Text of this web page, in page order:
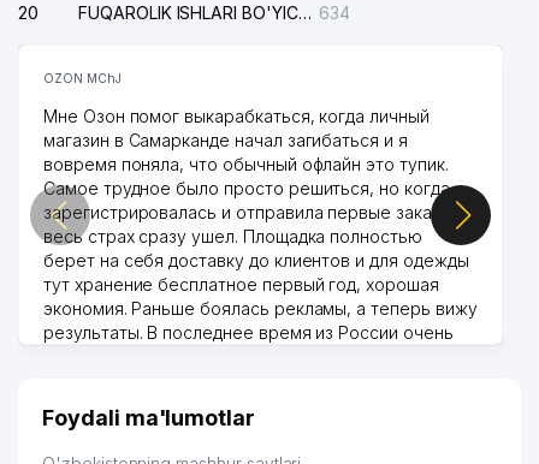
20
FUQAROLIK ISHLARI BO'YICHA UCH-TEPA TUMANI SUDI 634
OZON MChJ
Мне Озон помог выкарабкаться, когда личный
магазин в Самарканде начал загибаться и я
вовремя поняла, что обычный офлайн это тупик.
Самое трудное было просто решиться, но когда
зарегистрировалась и отправила первые заказы,
весь страх сразу ушел. Площадка полностью
берет на себя доставку до клиентов и для одежды
тут хранение бесплатное первый год, хорошая
экономия. Раньше боялась рекламы, а теперь вижу
результаты. В последнее время из России очень
дальше развиваюсь потихоньку😊
Hamida 03.08.2026 12:45:39
Foydali ma'lumotlar